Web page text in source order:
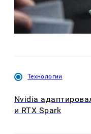
Технологии
Nvidia
и RTX Spark